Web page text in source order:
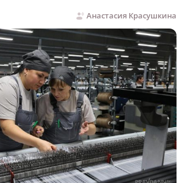
Анастасия Красушкина